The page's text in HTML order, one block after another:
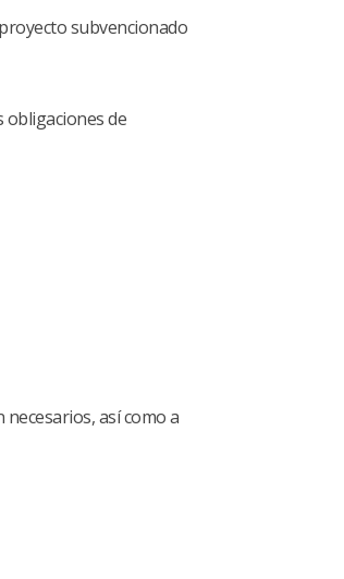
subvencionado
de
así como a